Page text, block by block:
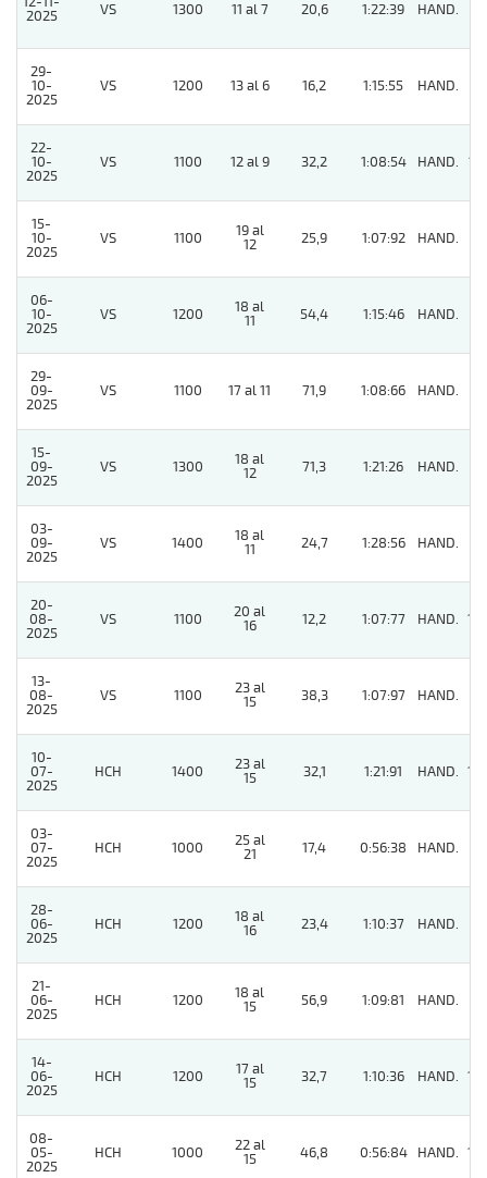
2025
VS 1300 11 al 7 20,6 1:22:39 HAND.
29-
10-
2025
VS 1200 13 al 6 16,2 1:15:55 HAND.
22-
10-
2025
VS 1100 12 al 9 32,2 1:08:54 HAND. 13
15-
10-
2025
VS 1100
19 al
12
25,9 1:07:92 HAND.
06-
10-
2025
VS 1200
18 al
11
54,4 1:15:46 HAND.
29-
09-
2025
VS 1100 17 al 11 71,9 1:08:66 HAND.
15-
09-
2025
VS 1300
18 al
12
71,3 1:21:26 HAND.
03-
09-
2025
VS 1400
18 al
11
24,7 1:28:56 HAND.
20-
08-
2025
VS 1100
20 al
16
12,2 1:07:77 HAND. 10
13-
08-
2025
VS 1100
23 al
15
38,3 1:07:97 HAND.
10-
07-
2025
HCH 1400
23 al
15
32,1 1:21:91 HAND. 10
03-
07-
2025
HCH 1000
25 al
21
17,4 0:56:38 HAND.
28-
06-
2025
HCH 1200
18 al
16
23,4 1:10:37 HAND.
21-
06-
2025
HCH 1200
18 al
15
56,9 1:09:81 HAND.
14-
06-
2025
HCH 1200
17 al
15
32,7 1:10:36 HAND. 10
08-
05-
2025
HCH 1000
22 al
15
46,8 0:56:84 HAND. 14